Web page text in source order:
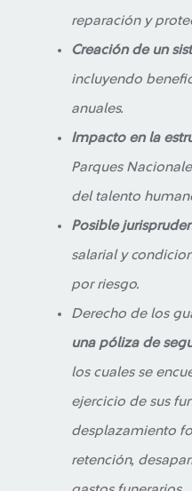
reparación y
Creación de un
incluyendo
anuales.
Impacto en la
Parques
del talento
Posible
salarial y
por riesgo.
Derecho de los
una póliza de
los cuales se
ejercicio de sus
desplazamiento
retención,